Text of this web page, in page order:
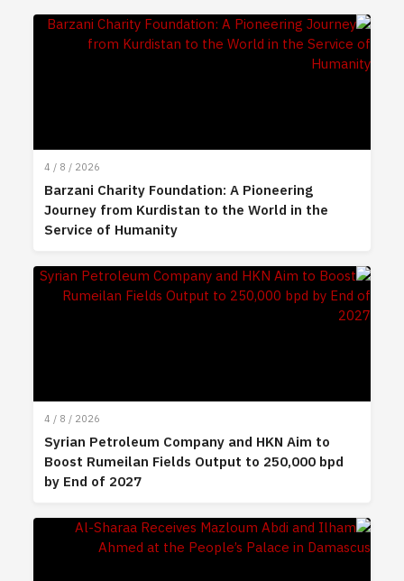
4 / 8 / 2026
Barzani Charity Foundation: A Pioneering
Journey from Kurdistan to the World in the
Service of Humanity
4 / 8 / 2026
Syrian Petroleum Company and HKN Aim to
Boost Rumeilan Fields Output to 250,000 bpd
by End of 2027